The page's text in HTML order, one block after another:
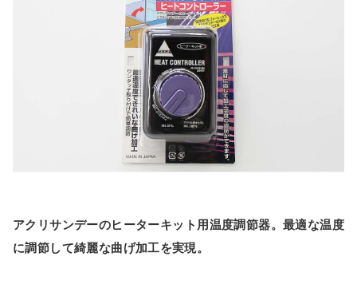
アクリサンデーのヒーターキット用温度調節器。最適な温度
に調節して綺麗な曲げ加工を実現。